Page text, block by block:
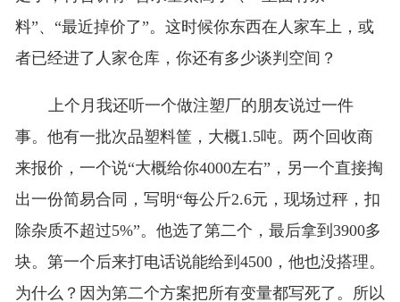
料”、“最近掉价了”。这时候你东西在人家车上，或
者已经进了人家仓库，你还有多少谈判空间？
上个月我还听一个做注塑厂的朋友说过一件
事。他有一批次品塑料筐，大概1.5吨。两个回收商
来报价，一个说“大概给你4000左右”，另一个直接掏
出一份简易合同，写明“每公斤2.6元，现场过秤，扣
除杂质不超过5%”。他选了第二个，最后拿到3900多
块。第一个后来打电话说能给到4500，他也没搭理。
为什么？因为第二个方案把所有变量都写死了。所以